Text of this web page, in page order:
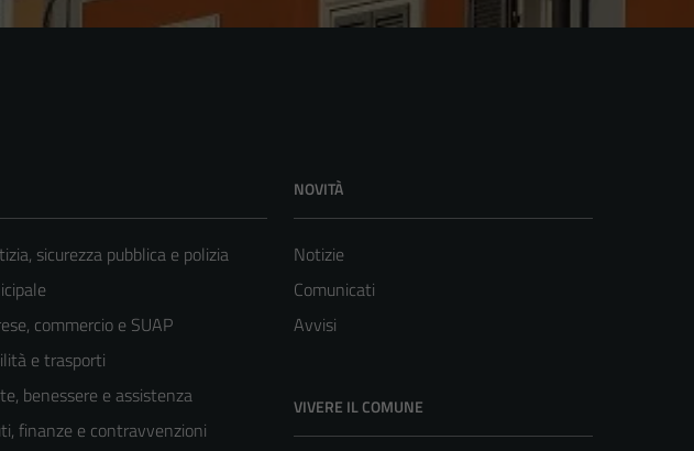
sicurezza pubblica e polizia
commercio e SUAP
e trasporti
benessere e assistenza
finanze e contravvenzioni
NOVITÀ
Notizie
Comunicati
Avvisi
VIVERE IL COMUNE